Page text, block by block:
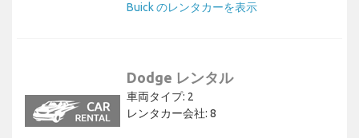
Buick のレンタカーを表示
Dodge レンタル
車両タイプ: 2
レンタカー会社: 8